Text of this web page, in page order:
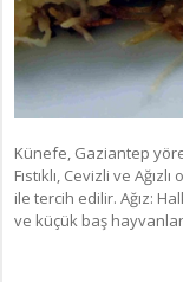
Künefe, Gaziantep
Fıstıklı, Cevizli ve
ile tercih edilir. Ağız:
ve küçük baş